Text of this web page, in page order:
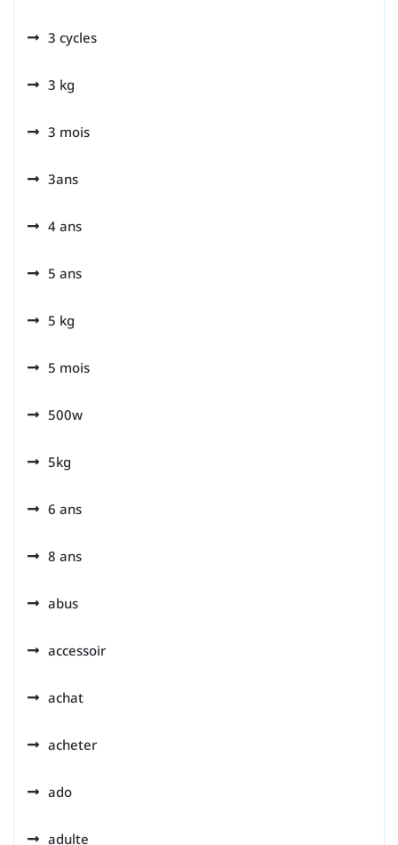
3 cycles
3 kg
3 mois
3ans
4 ans
5 ans
5 kg
5 mois
500w
5kg
6 ans
8 ans
abus
accessoir
achat
acheter
ado
adulte